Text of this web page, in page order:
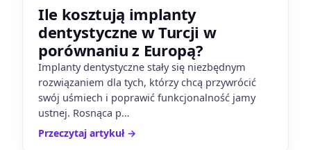
Ile kosztują implanty
dentystyczne w Turcji w
porównaniu z Europą?
Implanty dentystyczne stały się niezbędnym
rozwiązaniem dla tych, którzy chcą przywrócić
swój uśmiech i poprawić funkcjonalność jamy
ustnej. Rosnąca p…
Przeczytaj artykuł→